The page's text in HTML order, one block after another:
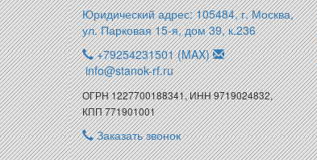
Юридический адрес: 105484, г. Москва,
ул. Парковая 15-я, дом 39, к.236
+79254231501 (MAX)
info@stanok-rf.ru
ОГРН 1227700188341, ИНН 9719024832,
КПП 771901001
Заказать звонок